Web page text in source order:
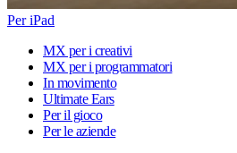
Per iPad
MX per i creativi
MX per i programmatori
In movimento
Ultimate Ears
Per il gioco
Per le aziende